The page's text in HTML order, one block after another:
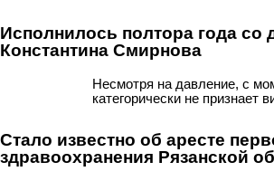
Исполнилось полтора года со
Константина Смирнова
Несмотря на давление, с
категорически не признает
Стало известно об аресте
здравоохранения Рязанской